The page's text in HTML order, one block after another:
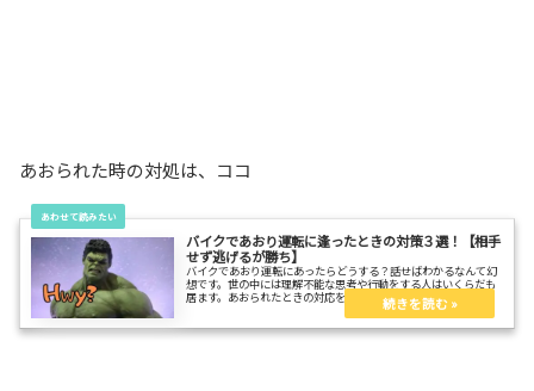
あおられた時の対処は、ココ
バイクであおり運転に逢ったときの対策３選！【相手
せず逃げるが勝ち】
バイクであおり運転にあったらどうする？話せばわかるなんて幻
想です。世の中には理解不能な思考や行動をする人はいくらだも
居ます。あおられたときの対応を用意しておこう。普通にバイク
を運転してても、理不尽な人は居ます。いざとなってからでは遅